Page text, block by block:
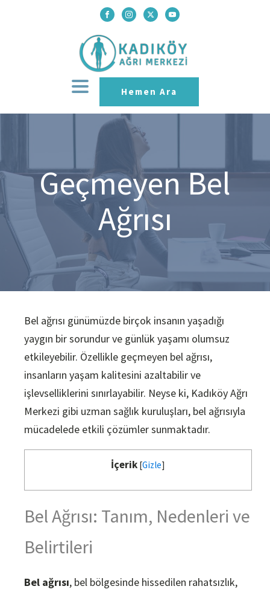
Hemen Ara
Geçmeyen Bel
Ağrısı
Bel ağrısı günümüzde birçok insanın yaşadığı
yaygın bir sorundur ve günlük yaşamı olumsuz
etkileyebilir. Özellikle geçmeyen bel ağrısı,
insanların yaşam kalitesini azaltabilir ve
işlevselliklerini sınırlayabilir. Neyse ki, Kadıköy Ağrı
Merkezi gibi uzman sağlık kuruluşları, bel ağrısıyla
mücadelede etkili çözümler sunmaktadır.
İçerik [Gizle]
Bel Ağrısı: Tanım, Nedenleri ve
Belirtileri
Bel ağrısı, bel bölgesinde hissedilen rahatsızlık,